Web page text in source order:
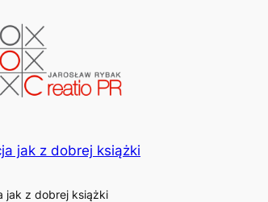
jak z dobrej książki
jak z dobrej książki